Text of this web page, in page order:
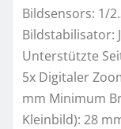
Bildsensors: 1/
Bildstabilisator:
Unterstützte
5x Digitaler
mm Minimum
Kleinbild): 28